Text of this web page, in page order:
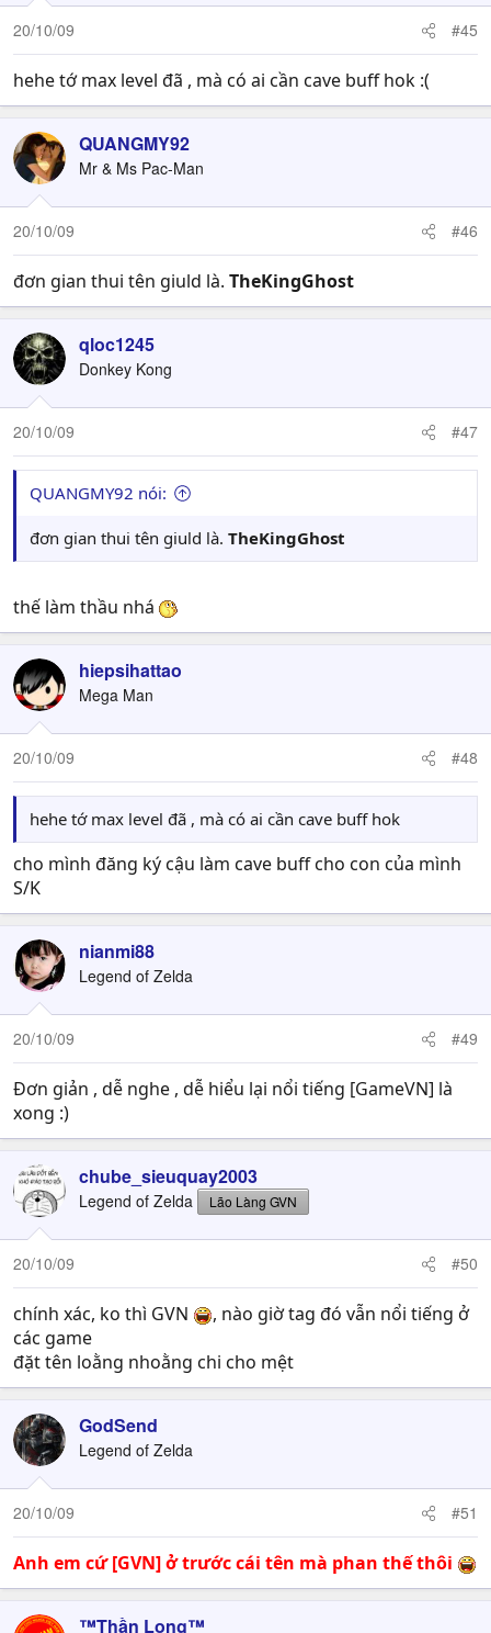
20/10/09 #45
hehe tớ max level đã , mà có ai cần cave buff hok :(
QUANGMY92
Mr & Ms Pac-Man
20/10/09 #46
đơn gian thui tên giuld là. TheKingGhost
qloc1245
Donkey Kong
20/10/09 #47
QUANGMY92 nói:
đơn gian thui tên giuld là. TheKingGhost
thế làm thầu nhá
hiepsihattao
Mega Man
20/10/09 #48
hehe tớ max level đã , mà có ai cần cave buff hok
cho mình đăng ký cậu làm cave buff cho con của mình
S/K
nianmi88
Legend of Zelda
20/10/09 #49
Đơn giản , dễ nghe , dễ hiểu lại nổi tiếng [GameVN] là
xong :)
chube_sieuquay2003
Legend of Zelda Lão Làng GVN
20/10/09 #50
chính xác, ko thì GVN
, nào giờ tag đó vẫn nổi tiếng ở
các game
đặt tên loằng nhoằng chi cho mệt
GodSend
Legend of Zelda
20/10/09 #51
Anh em cứ [GVN] ở trước cái tên mà phan thế thôi
™Thần Long™